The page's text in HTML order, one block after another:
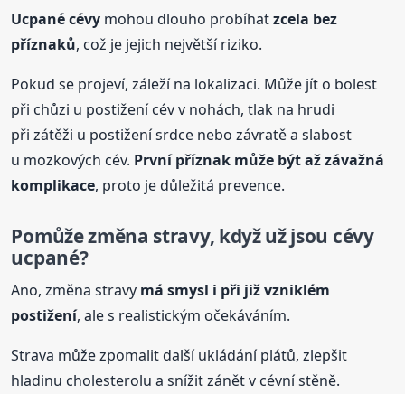
Ucpané cévy mohou dlouho probíhatzcela bez
příznaků, což je jejich největší riziko.
Pokud se projeví, záleží na lokalizaci. Může jít o bolest
při chůzi u postižení cév v nohách, tlak na hrudi
při zátěži u postižení srdce nebo závratě a slabost
u mozkových cév. První příznak může být až závažná
komplikace, proto je důležitá prevence.
Pomůže změna stravy, když už jsou cévy
ucpané?
Ano, změna stravy má smysl i při již vzniklém
postižení, ale s realistickým očekáváním.
Strava může zpomalit další ukládání plátů, zlepšit
hladinu cholesterolu a snížit zánět v cévní stěně.